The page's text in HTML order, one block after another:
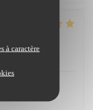
à caractère
/ Prix: 4
Je